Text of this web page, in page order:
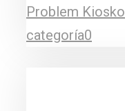
Problem Kiosko
categoría0